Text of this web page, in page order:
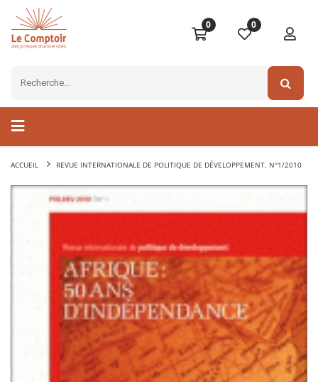
0 0
ACCUEIL REVUE INTERNATIONALE DE POLITIQUE DE DÉVELOPPEMENT, N°1/2010